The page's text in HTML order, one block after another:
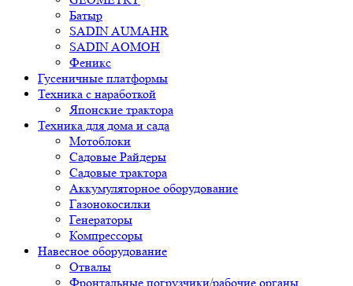
Батыр
SADIN AUMAHR
SADIN AOMOH
Феникс
Гусеничные платформы
Техника с наработкой
Японские трактора
Техника для дома и сада
Мотоблоки
Садовые Райдеры
Садовые трактора
Аккумуляторное оборудование
Газонокосилки
Генераторы
Компрессоры
Навесное оборудование
Отвалы
Фронтальные погрузчики/рабочие органы